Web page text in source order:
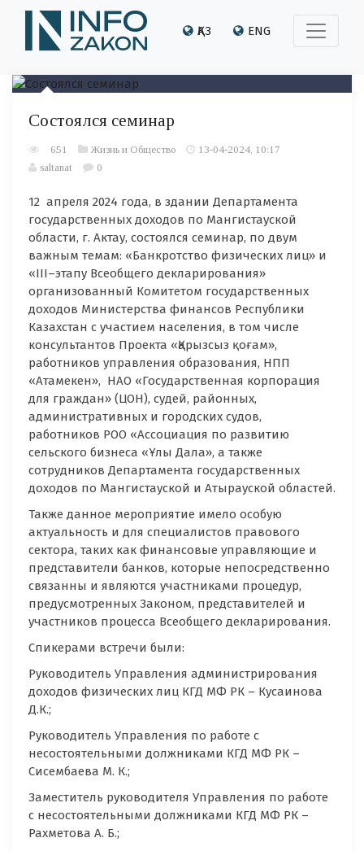
ҚАЗ ENG
Состоялся семинар
651 Жизнь и Общество
13-04-2024, 10:17
saltanat
0
12 апреля 2024 года, в здании Департамента
государственных доходов по Мангистауской
области, г. Актау, состоялся семинар, по двум
важным темам: «Банкротство физических лиц» и
«III–этапу Всеобщего декларирования»
организованный Комитетом государственных
доходов Министерства финансов Республики
Казахстан с участием населения, в том числе
консультантов Проекта «Қарызсыз қоғам»,
работников управления образования, НПП
«Атамекен», НАО «Государственная корпорация
для граждан» (ЦОН), судей, районных,
административных и городских судов,
работников РОО «Ассоциация по развитию
сельского бизнеса «Ұлы Дала», а также
сотрудников Департамента государственных
доходов по Мангистауской и Атырауской областей.
Также данное мероприятие имело особую
актуальность и для специалистов правового
сектора, таких как финансовые управляющие и
представители банков, которые непосредственно
связанны и являются участниками процедур,
предусмотренных Законом, представителей и
участников процесса Всеобщего декларирования.
Спикерами встречи были:
Руководитель Управления администрирования
доходов физических лиц КГД МФ РК – Кусаинова
Д.К.;
Руководитель Управления по работе с
несостоятельными должниками КГД МФ РК –
Сисембаева М. К.;
Заместитель руководителя Управления по работе
с несостоятельными должниками КГД МФ РК –
Рахметова А. Б.;